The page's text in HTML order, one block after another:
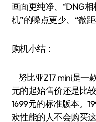
画面更纯净、“DNG
机”的噪点更少、“微距
购机小结：
努比亚Z17 mini是一
元的起始售价还是比
1699元的标准版本。
欢性能的人不会购买